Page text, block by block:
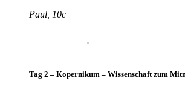
Paul, 10c
Tag 2 – Kopernikum – Wissenschaft zum